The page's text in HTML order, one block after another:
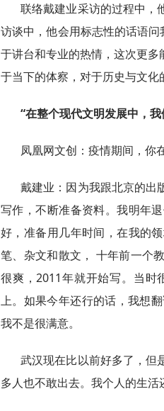
联络戴建业采访的过程中，
访谈中，他会用标志性的话语
于讲台和专业的热情，这次更
于当下的体察，对于历史与文化
“在整个现代文明发展中，
凤凰网文创：疫情期间，你
戴建业：因为我跟北京的出
写作，不断准备资料。我明年
好，准备用几年时间，在我的
笔、杂文和散文， 十年前一个
很爽，2011年就开始写。当时
上。如果今年还行的话，我想
我不是很满意。
武汉现在比以前好多了，但
多人也不敢出去。我个人的生活